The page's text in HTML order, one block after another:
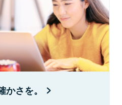
さを。